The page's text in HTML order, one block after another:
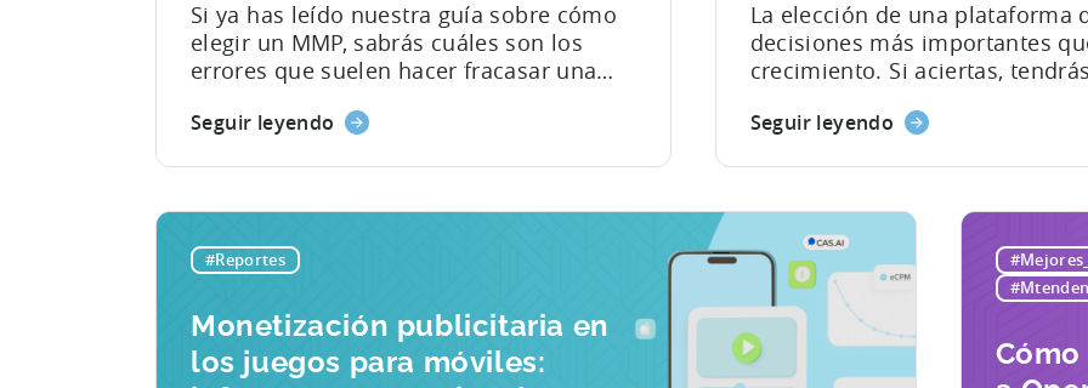
Si ya has leído nuestra guía sobre cómo
elegir un MMP, sabrás cuáles son los
errores que suelen hacer fracasar una
empiece. Precios poco transparentes,
firma del contrato y plataformas que dan
más recursos técnicos de los que la
realidad. Este artículo...
Seguir leyendo
La elección de una plataforma
decisiones más importantes
crecimiento. Si aciertas,
continuación. Sin embargo, si
Seguir leyendo
#Reportes
Monetización publicitaria en
los juegos para móviles: